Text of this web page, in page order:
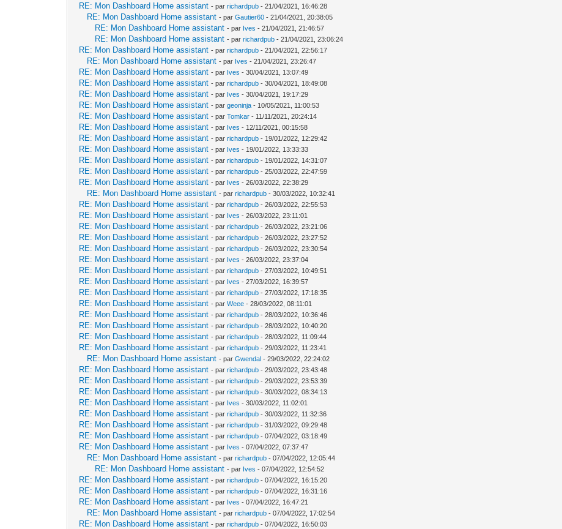
RE: Mon Dashboard Home assistant - parrichardpub - 21/04/2021, 16:46:28
RE: Mon Dashboard Home assistant - parGautier60 - 21/04/2021, 20:38:05
RE: Mon Dashboard Home assistant - par Ives - 21/04/2021, 21:46:57
RE: Mon Dashboard Home assistant - parrichardpub - 21/04/2021, 23:06:24
RE: Mon Dashboard Home assistant - parrichardpub - 21/04/2021, 22:56:17
RE: Mon Dashboard Home assistant - par Ives - 21/04/2021, 23:26:47
RE: Mon Dashboard Home assistant - par Ives - 30/04/2021, 13:07:49
RE: Mon Dashboard Home assistant - parrichardpub - 30/04/2021, 18:49:08
RE: Mon Dashboard Home assistant - par Ives - 30/04/2021, 19:17:29
RE: Mon Dashboard Home assistant - pargeoninja - 10/05/2021, 11:00:53
RE: Mon Dashboard Home assistant - parTomkar - 11/11/2021, 20:24:14
RE: Mon Dashboard Home assistant - par Ives - 12/11/2021, 00:15:58
RE: Mon Dashboard Home assistant - parrichardpub - 19/01/2022, 12:29:42
RE: Mon Dashboard Home assistant - par Ives - 19/01/2022, 13:33:33
RE: Mon Dashboard Home assistant - parrichardpub - 19/01/2022, 14:31:07
RE: Mon Dashboard Home assistant - parrichardpub - 25/03/2022, 22:47:59
RE: Mon Dashboard Home assistant - par Ives - 26/03/2022, 22:38:29
RE: Mon Dashboard Home assistant - parrichardpub - 30/03/2022, 10:32:41
RE: Mon Dashboard Home assistant - parrichardpub - 26/03/2022, 22:55:53
RE: Mon Dashboard Home assistant - par Ives - 26/03/2022, 23:11:01
RE: Mon Dashboard Home assistant - parrichardpub - 26/03/2022, 23:21:06
RE: Mon Dashboard Home assistant - parrichardpub - 26/03/2022, 23:27:52
RE: Mon Dashboard Home assistant - parrichardpub - 26/03/2022, 23:30:54
RE: Mon Dashboard Home assistant - par Ives - 26/03/2022, 23:37:04
RE: Mon Dashboard Home assistant - parrichardpub - 27/03/2022, 10:49:51
RE: Mon Dashboard Home assistant - par Ives - 27/03/2022, 16:39:57
RE: Mon Dashboard Home assistant - parrichardpub - 27/03/2022, 17:18:35
RE: Mon Dashboard Home assistant - parWeee - 28/03/2022, 08:11:01
RE: Mon Dashboard Home assistant - parrichardpub - 28/03/2022, 10:36:46
RE: Mon Dashboard Home assistant - parrichardpub - 28/03/2022, 10:40:20
RE: Mon Dashboard Home assistant - parrichardpub - 28/03/2022, 11:09:44
RE: Mon Dashboard Home assistant - parrichardpub - 29/03/2022, 11:23:41
RE: Mon Dashboard Home assistant - parGwendal - 29/03/2022, 22:24:02
RE: Mon Dashboard Home assistant - parrichardpub - 29/03/2022, 23:43:48
RE: Mon Dashboard Home assistant - parrichardpub - 29/03/2022, 23:53:39
RE: Mon Dashboard Home assistant - parrichardpub - 30/03/2022, 08:34:13
RE: Mon Dashboard Home assistant - par Ives - 30/03/2022, 11:02:01
RE: Mon Dashboard Home assistant - parrichardpub - 30/03/2022, 11:32:36
RE: Mon Dashboard Home assistant - parrichardpub - 31/03/2022, 09:29:48
RE: Mon Dashboard Home assistant - parrichardpub - 07/04/2022, 03:18:49
RE: Mon Dashboard Home assistant - par Ives - 07/04/2022, 07:37:47
RE: Mon Dashboard Home assistant - parrichardpub - 07/04/2022, 12:05:44
RE: Mon Dashboard Home assistant - par Ives - 07/04/2022, 12:54:52
RE: Mon Dashboard Home assistant - parrichardpub - 07/04/2022, 16:15:20
RE: Mon Dashboard Home assistant - parrichardpub - 07/04/2022, 16:31:16
RE: Mon Dashboard Home assistant - par Ives - 07/04/2022, 16:47:21
RE: Mon Dashboard Home assistant - parrichardpub - 07/04/2022, 17:02:54
RE: Mon Dashboard Home assistant - parrichardpub - 07/04/2022, 16:50:03